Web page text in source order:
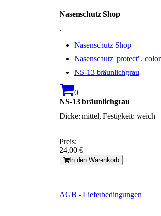
Nasenschutz Shop
.
Nasenschutz Shop
Nasenschutz 'protect' . color
NS-13 bräunlichgrau
0
NS-13 bräunlichgrau
Dicke: mittel, Festigkeit: weich
Preis:
24,00 €
In den Warenkorb
AGB - Lieferbedingungen